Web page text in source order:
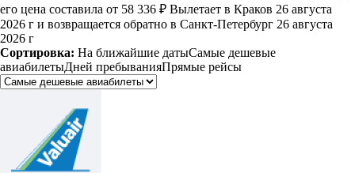
его цена составила от 58 336 ₽ Вылетает в Краков 26 августа
2026 г и возвращается обратно в Санкт-Петербург 26 августа
2026 г
Сортировка: На ближайшие датыСамые дешевые
авиабилетыДней пребыванияПрямые рейсы